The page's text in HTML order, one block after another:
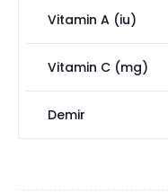
Vitamin A (iu)
Vitamin C (mg)
Demir